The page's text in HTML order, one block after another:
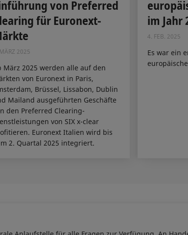
von Preferred
für Euronext-
2025
März 2025 werden alle auf den
von Euronext in Paris,
Brüssel, Lissabon, Dublin
Mailand ausgeführten Geschäfte
den Preferred Clearing-
von SIX x-clear
Euronext Italien wird bis
2. Quartal 2025 integriert.
im Jahr
4. FEB. 2025
Es war ein